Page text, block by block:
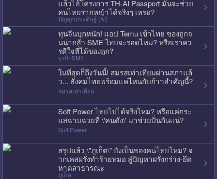
แล้วไอ้โครงการ TH-AI Passport มันจะช่วย
คนไทยรากหญ้าได้จริงๆ เหรอ?
ปัญญาประดิษฐ์ (AI)
ทุนจีนบุกหนัก! แอป Temu เข้าไทย ของถูกจ
นน่ากลัว SME ไทยจะรอดไหม? หรือเราคว
รดีใจที่ได้ของถูก?
ธุรกิจSME
ในที่สุดก็ถึงวันนี้! สมรสเท่าเทียมผ่านสภาแล้
ว... สังคมไทยพร้อมแค่ไหนกับก้าวสำคัญนี้?
สมรสเท่าเทียม
Soft Power ไทยไปได้จริงไหม? หรือแค่กระ
แสฉาบฉวยที่ \'คนดัง\' มาช่วยปั่นกันแน่?
Soft Power
สรุปแล้ว \"ภูเก็ต\" ยังเป็นของคนไทยไหม? จ
ากเคสฝรั่งทำร้ายหมอ สู่ปัญหาฝรั่งกร่าง-ยึด
หาดสาธารณะ
ภูเก็ต